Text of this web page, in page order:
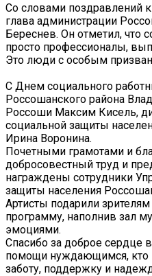
Со словами поздравлений
глава администрации
Береснев. Он отметил, что
просто профессионалы,
Это люди с особым
С Днем социального
Россошанского района
Россоши Максим Кисель,
социальной защиты
Ирина Воронина.
Почетными грамотами и
добросовестный труд и
награждены сотрудники
защиты населения
Артисты подарили
программу, наполнив зал
эмоциями.
Спасибо за доброе сердце
помощи нуждающимся,
заботу, поддержку и